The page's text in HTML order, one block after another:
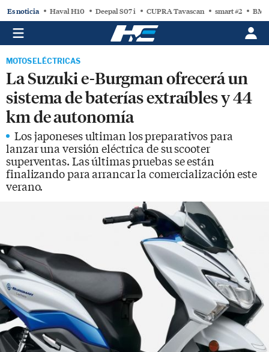
Es noticia Haval H10 Deepal S07 i CUPRA Tavascan smart #2
MOTOS ELÉCTRICAS
La Suzuki e-Burgman ofrecerá un
sistema de baterías extraíbles y 44
km de autonomía
Los japoneses ultiman los preparativos para
lanzar una versión eléctrica de su scooter
superventas. Las últimas pruebas se están
finalizando para arrancar la comercialización este
verano.